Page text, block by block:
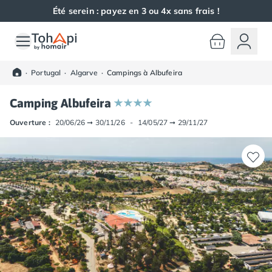
Été serein : payez en 3 ou 4x sans frais !
Toutes nos destinations
Camping Alsace
Camping Haut-Rhin
Camping Colmar
Camping Mulhouse
Camping Aquitaine
Camping Dordogne
Camping Carsac-Aillac
Camping Les Eyzies-de-Tayac-Sireuil
Camping Sarlat
Camping Gironde
Camping Bordeaux
Camping Carcans
· Portugal · Algarve · Campings à Albufeira
Camping Albufeira
Ouverture : 20/06/26 ➞ 30/11/26 - 14/05/27 ➞ 29/11/27